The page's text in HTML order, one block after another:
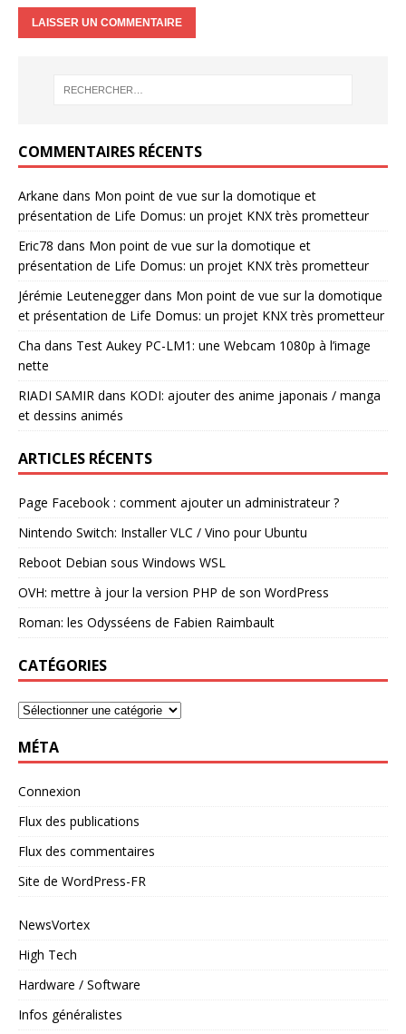
COMMENTAIRES RÉCENTS
Arkane dans Mon point de vue sur la domotique et
présentation de Life Domus: un projet KNX très prometteur
Eric78 dans Mon point de vue sur la domotique et
présentation de Life Domus: un projet KNX très prometteur
Jérémie Leuteneggerdans Mon point de vue sur la domotique
et présentation de Life Domus: un projet KNX très prometteur
Cha dans Test Aukey PC-LM1: une Webcam 1080p à l’image
nette
RIADI SAMIR dans KODI: ajouter des anime japonais / manga
et dessins animés
ARTICLES RÉCENTS
Page Facebook : comment ajouter un administrateur ?
Nintendo Switch: Installer VLC / Vino pour Ubuntu
Reboot Debian sous Windows WSL
OVH: mettre à jour la version PHP de son WordPress
Roman: les Odysséens de Fabien Raimbault
CATÉGORIES
MÉTA
Connexion
Flux des publications
Flux des commentaires
Site de WordPress-FR
NewsVortex
High Tech
Hardware / Software
Infos généralistes